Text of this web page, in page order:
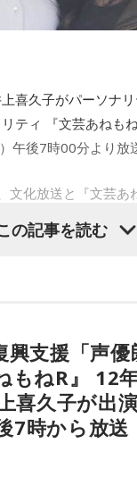
ッセージ性のある
、エナジーにあふ
を締め括ってくれ
れたChloé Juliette
エレクトロニックな
。
一美、高橋将市、
鈴木純子、小川真
qr/program/
ゲームは、試合終了
ャンネルでライブ配
ターYouTube：
北海道日本ハムファ
イオンズ 対 北海道
日（金）午後5時45
まで）
陣に加え、
辻発彦
ンズナイター』を盛
崎裕之、松沼博久、
を放送。
幕直前特番『プロ
こまで言っちゃう？
ントを、浜松町・文
喜久子がパーソナ
ティ 『文芸あねも
午後7時00分より放
文化放送と『文芸あ
興のために、声優に
を寄付するチャリテ
末に活動を終了する
組が歩んできた12年
に参加いただいた皆
お苦労を抱える方に
思い出や、井上が陸
の記事を読む
興支援「声優
もねR』 12
喜久子が出演
7時から放送